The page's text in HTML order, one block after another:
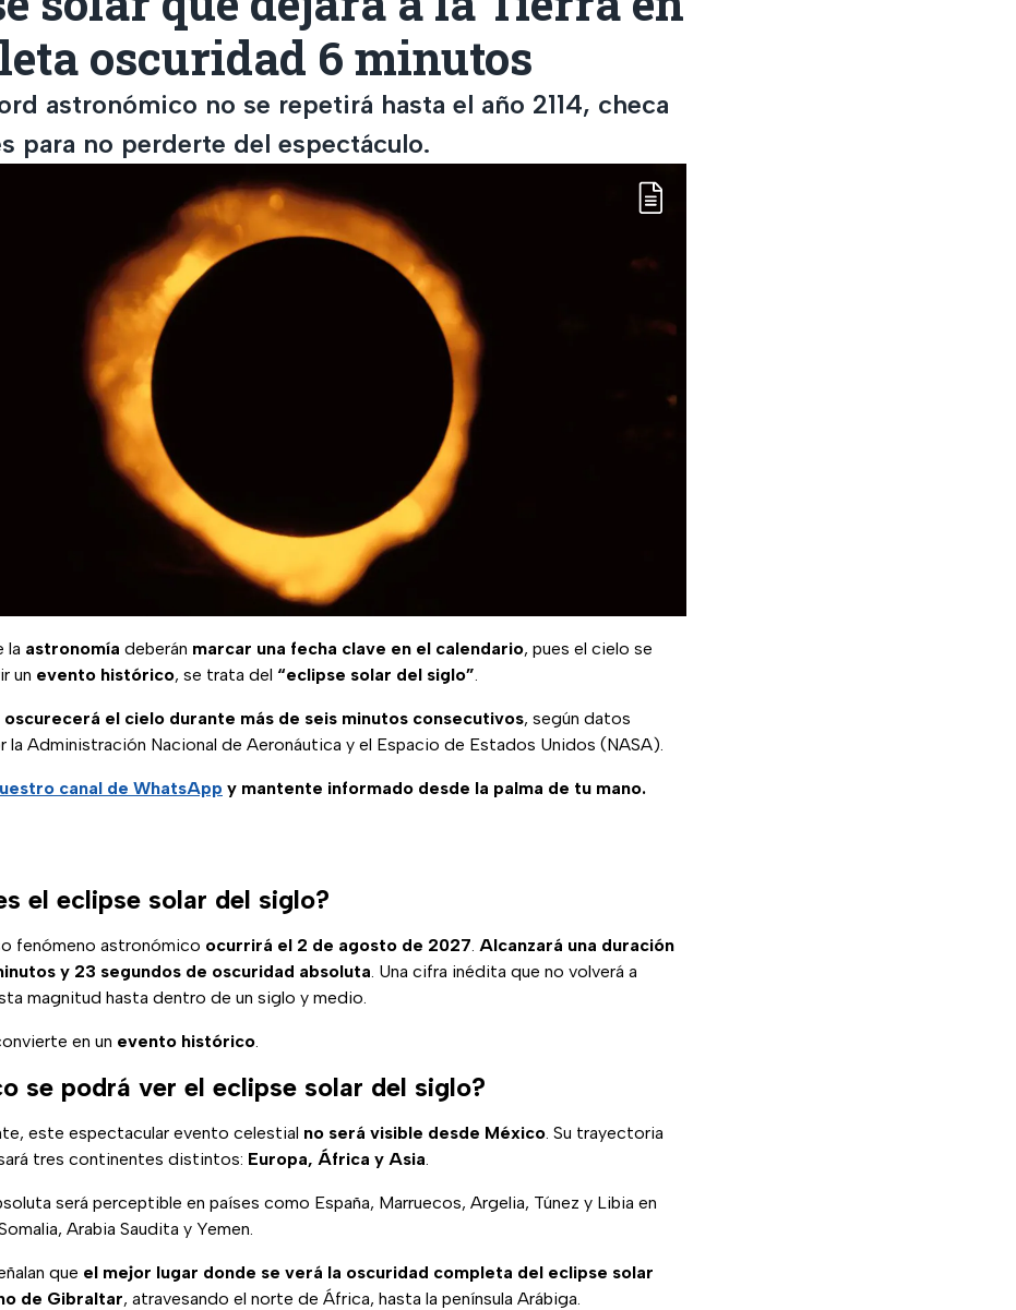
oscuridad 6 minutos
astronómico no se repetirá hasta el año 2114, checa
para no perderte del espectáculo.
la astronomía deberán marcar una fecha clave en el calendario, pues el cielo se
un evento histórico, se trata del “eclipse solar del siglo”.
oscurecerá el cielo durante más de seis minutos consecutivos, según datos
la Administración Nacional de Aeronáutica y el Espacio de Estados Unidos (NASA).
canal de WhatsApp y mantente informado desde la palma de tu mano.
el eclipse solar del siglo?
fenómeno astronómico ocurrirá el 2 de agosto de 2027. Alcanzará una duración
y 23 segundos de oscuridad absoluta. Una cifra inédita que no volverá a
magnitud hasta dentro de un siglo y medio.
en un evento histórico.
se podrá ver el eclipse solar del siglo?
este espectacular evento celestial no será visible desde México. Su trayectoria
tres continentes distintos: Europa, África y Asia.
será perceptible en países como España, Marruecos, Argelia, Túnez y Libia en
Arabia Saudita y Yemen.
que el mejor lugar donde se verá la oscuridad completa del eclipse solar
de Gibraltar, atravesando el norte de África, hasta la península Arábiga.